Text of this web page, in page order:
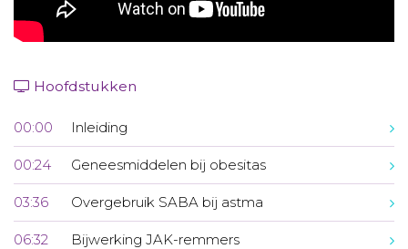
Hoofdstukken
00:00 Inleiding
00:24 Geneesmiddelen bij obesitas
03:36 Overgebruik SABA bij astma
06:32 Bijwerking JAK-remmers